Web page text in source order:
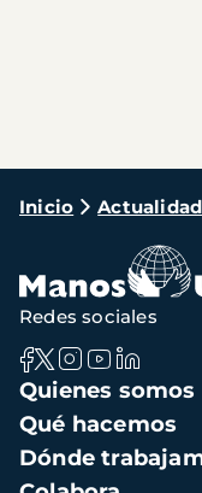
Ruta
navegación
Inicio Actualidad
Navegación
principal
Quienes somos
Qué hacemos
Dónde
Redes sociales